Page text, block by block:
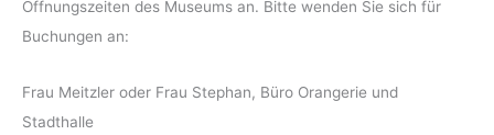
Öffnungszeiten des Museums an. Bitte wenden Sie sich für
Buchungen an:
Frau Meitzler oder Frau Stephan, Büro Orangerie und
Stadthalle